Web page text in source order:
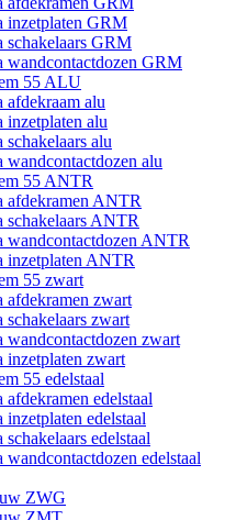
inzetplaten GRM
schakelaars GRM
wandcontactdozen GRM
55 ALU
afdekraam alu
inzetplaten alu
schakelaars alu
wandcontactdozen alu
55 ANTR
afdekramen ANTR
schakelaars ANTR
wandcontactdozen ANTR
inzetplaten ANTR
55 zwart
afdekramen zwart
schakelaars zwart
wandcontactdozen zwart
inzetplaten zwart
55 edelstaal
afdekramen edelstaal
inzetplaten edelstaal
schakelaars edelstaal
wandcontactdozen edelstaal
ZWG